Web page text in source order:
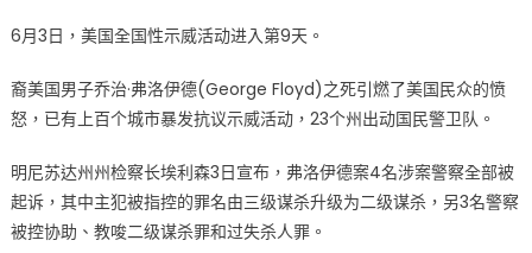
案
察
将
继
受
审，
6月3日，美国全国性示威活动进入第9天。
裔美国男子乔治·弗洛伊德(George Floyd)之死引燃了美国民众的愤
怒，已有上百个城市暴发抗议示威活动，23个州出动国民警卫队。
明尼苏达州州检察长埃利森3日宣布，弗洛伊德案4名涉案警察全部被
起诉，其中主犯被指控的罪名由三级谋杀升级为二级谋杀，另3名警察
被控协助、教唆二级谋杀罪和过失杀人罪。